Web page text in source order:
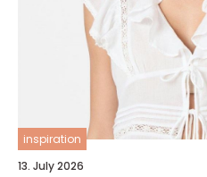
inspiration
13. July 2026